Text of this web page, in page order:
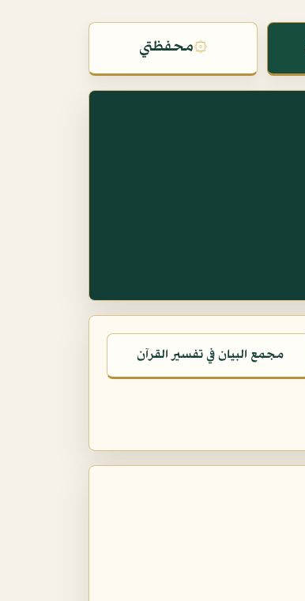
۞محفظتي
مجمع البيان في تفسير القرآن